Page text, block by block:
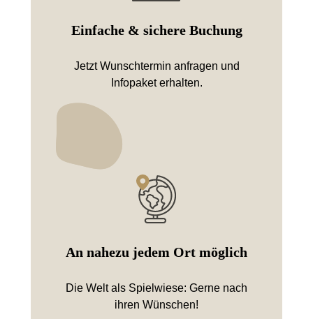
Einfache & sichere Buchung
Jetzt Wunschtermin anfragen und
Infopaket erhalten.
An nahezu jedem Ort möglich
Die Welt als Spielwiese: Gerne nach
ihren Wünschen!